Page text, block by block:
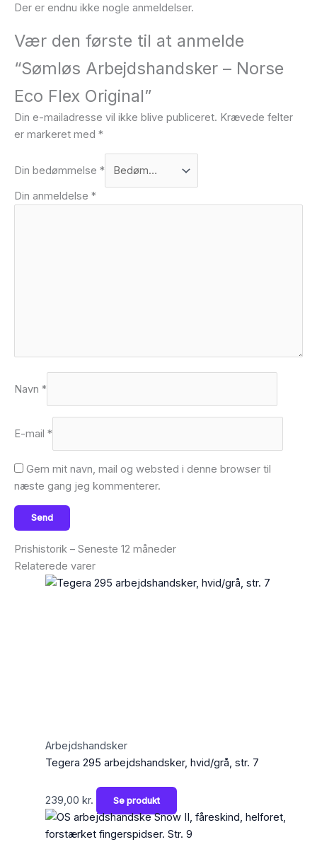
Der er endnu ikke nogle anmeldelser.
Vær den første til at anmelde
“Sømløs Arbejdshandsker – Norse
Eco Flex Original”
Din e-mailadresse vil ikke blive publiceret. Krævede felter
er markeret med *
Din bedømmelse *
Din anmeldelse *
Navn *
E-mail *
Gem mit navn, mail og websted i denne browser til
næste gang jeg kommenterer.
Prishistorik – Seneste 12 måneder
Relaterede varer
Arbejdshandsker
Tegera 295 arbejdshandsker, hvid/grå, str. 7
239,00 kr. Se produkt